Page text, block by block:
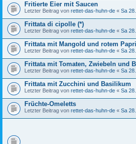
Fritierte Eier mit Saucen
Letzter Beitrag von rettet-das-huhn-de « Sa
Frittata di cipolle (*)
Letzter Beitrag von rettet-das-huhn-de « Sa
Frittata mit Mangold und rotem
Letzter Beitrag von rettet-das-huhn-de « Sa
Frittata mit Tomaten, Zwiebeln und
Letzter Beitrag von rettet-das-huhn-de « Sa
Frittata mit Zucchini und Basilikum
Letzter Beitrag von rettet-das-huhn-de « Sa
Früchte-Omeletts
Letzter Beitrag von rettet-das-huhn-de « Sa